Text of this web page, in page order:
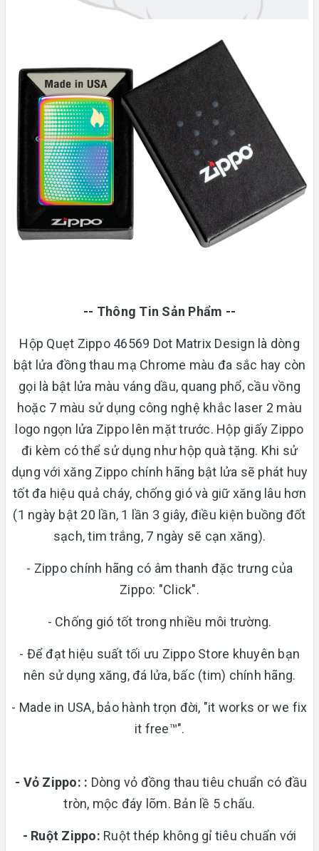
-- Thông Tin Sản Phẩm --
Hộp Quẹt Zippo 46569 Dot Matrix Design là dòng
bật lửa đồng thau mạ Chrome màu đa sắc hay còn
gọi là bật lửa màu váng dầu, quang phổ, cầu vồng
hoặc 7 màu sử dụng công nghệ khắc laser 2 màu
logo ngọn lửa Zippo lên mặt trước. Hộp giấy Zippo
đi kèm có thể sử dụng như hộp quà tặng. Khi sử
dụng với xăng Zippo chính hãng bật lửa sẽ phát huy
tốt đa hiệu quả cháy, chống gió và giữ xăng lâu hơn
(1 ngày bật 20 lần, 1 lần 3 giây, điều kiện buồng đốt
sạch, tim trắng, 7 ngày sẽ cạn xăng).
- Zippo chính hãng có âm thanh đặc trưng của
Zippo: "Click".
- Chống gió tốt trong nhiều môi trường.
- Để đạt hiệu suất tối ưu Zippo Store khuyên bạn
nên sử dụng xăng, đá lửa, bấc (tim) chính hãng.
- Made in USA, bảo hành trọn đời, "it works or we fix
it free™".
- Vỏ Zippo: : Dòng vỏ đồng thau tiêu chuẩn có đầu
tròn, mộc đáy lõm. Bản lề 5 chấu.
- Ruột Zippo: Ruột thép không gỉ tiêu chuẩn với